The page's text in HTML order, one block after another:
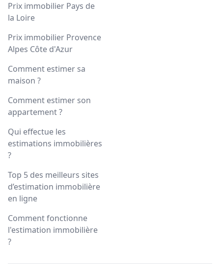
Prix immobilier Pays de
la Loire
Prix immobilier Provence
Alpes Côte d'Azur
Comment estimer sa
maison ?
Comment estimer son
appartement ?
Qui effectue les
estimations immobilières
?
Top 5 des meilleurs sites
d’estimation immobilière
en ligne
Comment fonctionne
l'estimation immobilière
?